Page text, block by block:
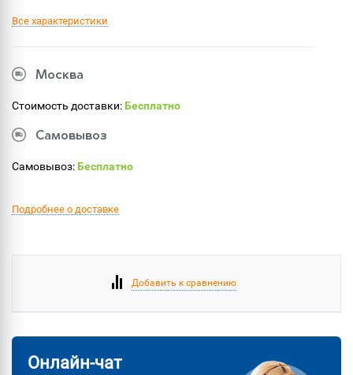
Все характеристики
Москва
Стоимость доставки:Бесплатно
Самовывоз
Самовывоз:Бесплатно
Подробнее о доставке
Добавить к сравнению
Онлайн-чат